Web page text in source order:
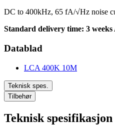
DC to 400kHz, 65 fA/√Hz noise
Standard delivery time: 3
Datablad
LCA 400K 10M
Teknisk spes.
Tilbehør
Teknisk spesifikasjon